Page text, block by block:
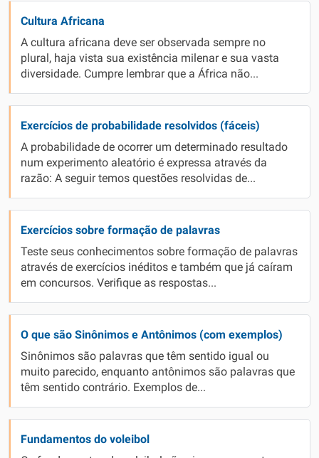
Cultura Africana
A cultura africana deve ser observada sempre no
plural, haja vista sua existência milenar e sua vasta
diversidade. Cumpre lembrar que a África não...
Exercícios de probabilidade resolvidos (fáceis)
A probabilidade de ocorrer um determinado resultado
num experimento aleatório é expressa através da
razão: A seguir temos questões resolvidas de...
Exercícios sobre formação de palavras
Teste seus conhecimentos sobre formação de palavras
através de exercícios inéditos e também que já caíram
em concursos. Verifique as respostas...
O que são Sinônimos e Antônimos (com exemplos)
Sinônimos são palavras que têm sentido igual ou
muito parecido, enquanto antônimos são palavras que
têm sentido contrário. Exemplos de...
Fundamentos do voleibol